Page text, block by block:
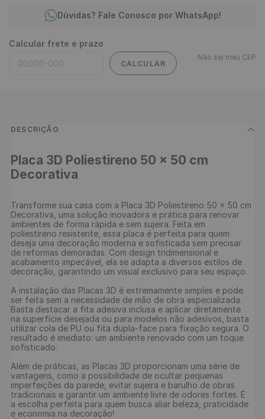
Dúvidas? Fale Conosco por WhatsApp!
Calcular frete e prazo
CALCULAR
Não sei meu CEP
DESCRIÇÃO
Placa 3D Poliestireno 50 x 50 cm
Decorativa
Transforme sua casa com a Placa 3D Poliestireno 50 x 50 cm
Decorativa, uma solução inovadora e prática para renovar
ambientes de forma rápida e sem sujeira. Feita em
poliestireno resistente, essa placa é perfeita para quem
deseja uma decoração moderna e sofisticada sem precisar
de reformas demoradas. Com design tridimensional e
acabamento impecável, ela se adapta a diversos estilos de
decoração, garantindo um visual exclusivo para seu espaço.
A instalação das Placas 3D é extremamente simples e pode
ser feita sem a necessidade de mão de obra especializada.
Basta destacar a fita adesiva inclusa e aplicar diretamente
na superfície desejada ou para modelos não adesivos, basta
utilizar cola de PU ou fita dupla-face para fixação segura. O
resultado é imediato: um ambiente renovado com um toque
sofisticado.
Além de práticas, as Placas 3D proporcionam uma série de
vantagens, como a possibilidade de ocultar pequenas
imperfeições da parede, evitar sujeira e barulho de obras
tradicionais e garantir um ambiente livre de odores fortes. É
a escolha perfeita para quem busca aliar beleza, praticidade
e economia na decoração!